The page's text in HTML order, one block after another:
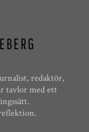
redaktör,
tavlor med ett